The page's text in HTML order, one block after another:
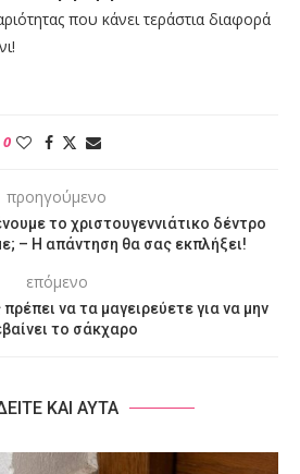
που κάνει τεράστια διαφορά
0
προηγούμενο
το χριστουγεννιάτικο δέντρο
– Η απάντηση θα σας εκπλήξει!
επόμενο
να τα μαγειρεύετε για να μην
το σάκχαρο
ΚΑΙ ΑΥΤΑ